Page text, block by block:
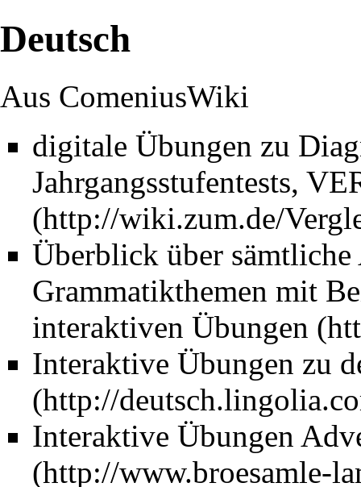
Deutsch
Aus ComeniusWiki
digitale Übungen zu
Jahrgangsstufentests,
Überblick über sämtliche
Grammatikthemen mit
interaktiven Übungen
Interaktive Übungen zu
Interaktive Übungen